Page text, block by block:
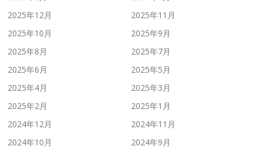
2025年12月
2025年11月
2025年10月
2025年9月
2025年8月
2025年7月
2025年6月
2025年5月
2025年4月
2025年3月
2025年2月
2025年1月
2024年12月
2024年11月
2024年10月
2024年9月